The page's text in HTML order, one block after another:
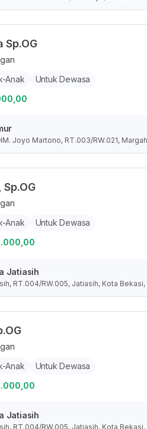
Sp.OG
Anak
Untuk Dewasa
Joyo Martono, RT.003/RW.021,
Anak
Untuk Dewasa
Jatiasih
RT.004/RW.005, Jatiasih, Kota
Anak
Untuk Dewasa
Jatiasih
RT.004/RW.005, Jatiasih, Kota